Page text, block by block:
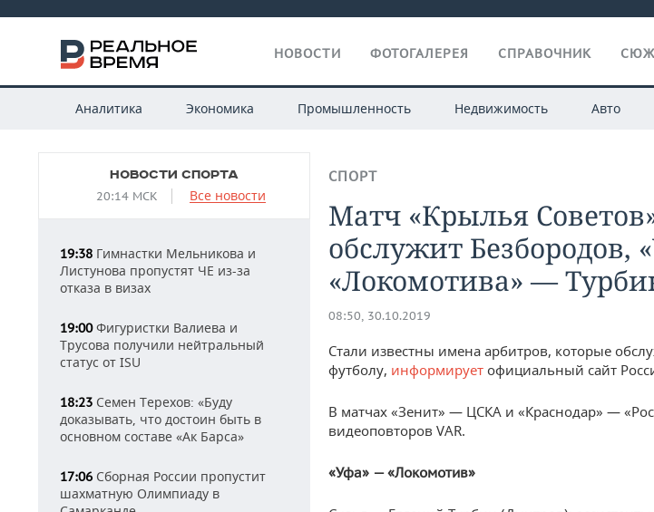
НОВОСТИ ФОТОГАЛЕРЕЯ СПРАВОЧНИК
Аналитика Экономика Промышленность Недвижимость Авто
НОВОСТИ СПОРТА
20:14 МСК Все новости
19:38 Гимнастки Мельникова и
Листунова пропустят ЧЕ из-за
отказа в визах
19:00Фигуристки Валиева и
Трусова получили нейтральный
статус от ISU
18:23 Семен Терехов: «Буду
доказывать, что достоин быть в
основном составе «Ак Барса»
17:06 Сборная России пропустит
шахматную Олимпиаду в
СПОРТ
Матч «Крылья
обслужит Безбородов,
«Локомотива» —
08:50, 30.10.2019
Стали известны имена арбитров, которые
футболу, информирует официальный сайт
В матчах «Зенит» — ЦСКА и «Краснодар» —
видеоповторов VAR.
«Уфа» — «Локомотив»